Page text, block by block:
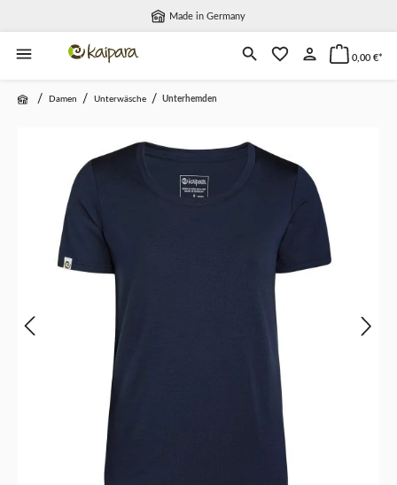
Made in Germany
0,00 €*
/ Damen / Unterwäsche / Unterhemden